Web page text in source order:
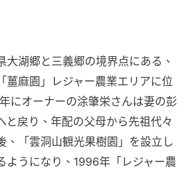
大湖郷と三義郷の境界点にある、
薑麻園」レジャー農業エリアに位
にオーナーの涂肇栄さんは妻の彭
と戻り、年配の父母から先祖代々
、「雲洞山観光果樹園」を設立し
ようになり、1996年「レジャー農